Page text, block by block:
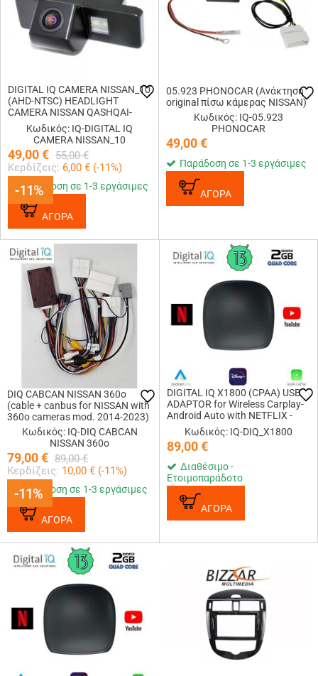
-11%
DIGITAL IQ CAMERA NISSAN_10
(AHD-NTSC) HEADLIGHT
CAMERA NISSAN QASHQAI-
XTRAIL-MICRA
Κωδικός: IQ-DIGITAL IQ
CAMERA NISSAN_10
49,00€ 55,00 €
Κερδίζεις: 6,00 € (-11%)
-11%
Παράδοση σε 1-3 εργάσιμες
ΑΓΟΡΑ
05.923 PHONOCAR (Ανάκτηση
original πίσω κάμερας NISSAN)
Κωδικός: IQ-05.923
PHONOCAR
49,00€
Παράδοση σε 1-3 εργάσιμες
ΑΓΟΡΑ
-11%
DIQ CABCAN NISSAN 360o
(cable + canbus for NISSAN with
360o cameras mod. 2014-2023)
Κωδικός: IQ-DIQ CABCAN
NISSAN 360o
79,00€ 89,00 €
Κερδίζεις: 10,00 € (-11%)
-11%
Παράδοση σε 1-3 εργάσιμες
ΑΓΟΡΑ
DIGITAL IQ X1800 (CPAA) USB
ADAPTOR for Wireless Carplay-
Android Auto with NETFLIX -
YOUTUBE - DISNEY+
Κωδικός: IQ-DIQ_X1800
89,00€
Διαθέσιμο -
Ετοιμοπαράδοτο
ΑΓΟΡΑ